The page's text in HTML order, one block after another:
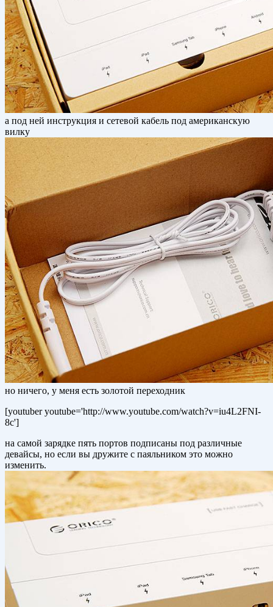
а под ней инструкция и сетевой кабель под американскую
вилку
но ничего, у меня есть золотой переходник
[youtuber youtube='http://www.youtube.com/watch?v=iu4L2FNI-
8c']
на самой зарядке пять портов подписаны под различные
девайсы, но если вы дружите с паяльником это можно
изменить.